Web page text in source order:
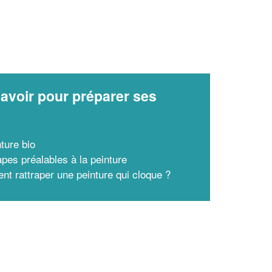
pour préparer ses
bio
préalables à la peinture
rattraper une peinture qui cloque ?